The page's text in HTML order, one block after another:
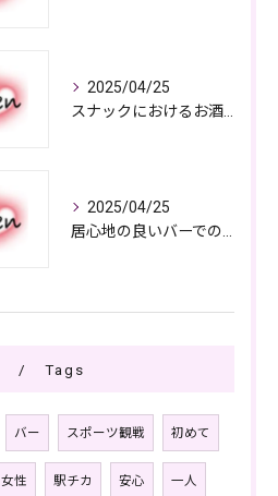
2025/04/25
2025/04/25
Tags
バー スポーツ観戦 初めて
女性 駅チカ 安心 一人